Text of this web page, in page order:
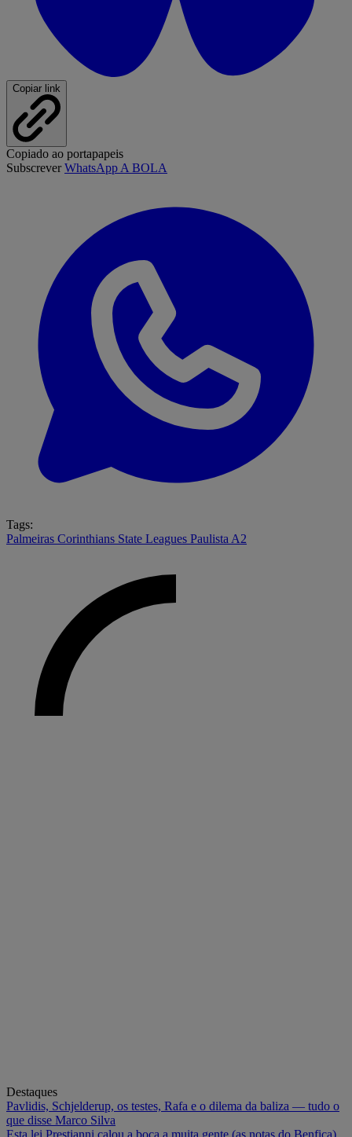
Copiar link
Copiado ao portapapeis
SubscreverWhatsApp A BOLA
Tags:
Palmeiras Corinthians State Leagues Paulista A2
Destaques
Pavlidis, Schjelderup, os testes, Rafa e o dilema da baliza — tudo o
que disse Marco Silva
Esta lei Prestianni calou a boca a muita gente (as notas do Benfica)